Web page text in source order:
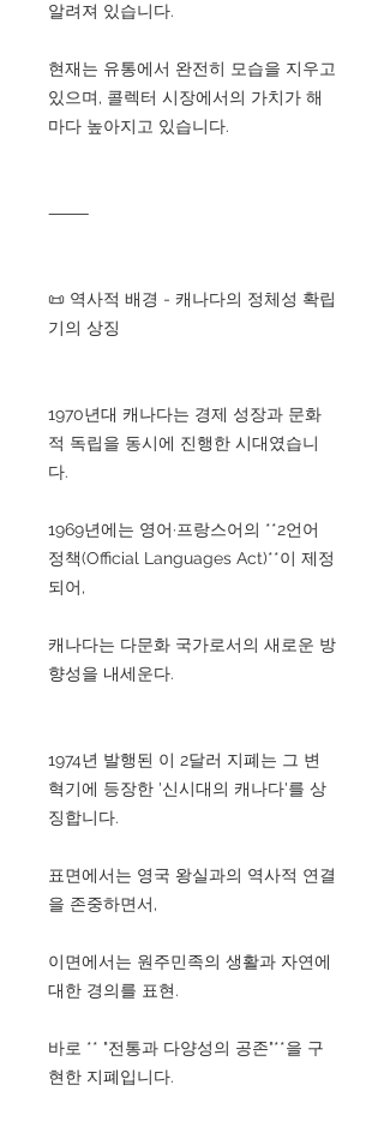
알려져 있습니다.
현재는 유통에서 완전히 모습을 지우고
있으며, 콜렉터 시장에서의 가치가 해
마다 높아지고 있습니다.
⸻
📜 역사적 배경 - 캐나다의 정체성 확립
기의 상징
1970년대 캐나다는 경제 성장과 문화
적 독립을 동시에 진행한 시대였습니
다.
1969년에는 영어·프랑스어의 **2언어
정책(Official Languages Act)**이 제정
되어,
캐나다는 다문화 국가로서의 새로운 방
향성을 내세운다.
1974년 발행된 이 2달러 지폐는 그 변
혁기에 등장한 '신시대의 캐나다'를 상
징합니다.
표면에서는 영국 왕실과의 역사적 연결
을 존중하면서,
이면에서는 원주민족의 생활과 자연에
대한 경의를 표현.
바로 ** "전통과 다양성의 공존"**을 구
현한 지폐입니다.